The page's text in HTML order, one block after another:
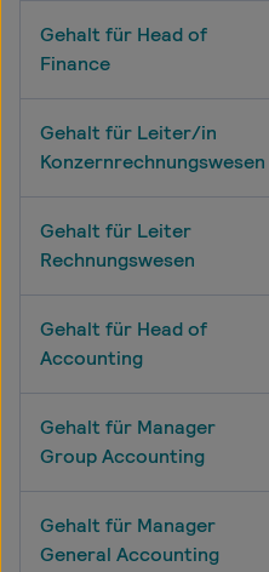
Gehalt für Head of
Finance
Gehalt für Leiter/in
Konzernrechnungswesen
Gehalt für Leiter
Rechnungswesen
Gehalt für Head of
Accounting
Gehalt für Manager
Group Accounting
Gehalt für Manager
General Accounting